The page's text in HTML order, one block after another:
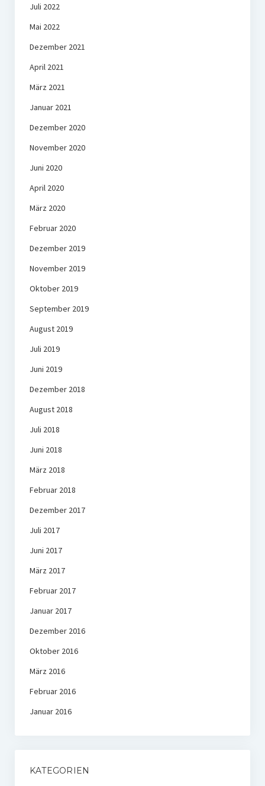
Juli 2022
Mai 2022
Dezember 2021
April 2021
März 2021
Januar 2021
Dezember 2020
November 2020
Juni 2020
April 2020
März 2020
Februar 2020
Dezember 2019
November 2019
Oktober 2019
September 2019
August 2019
Juli 2019
Juni 2019
Dezember 2018
August 2018
Juli 2018
Juni 2018
März 2018
Februar 2018
Dezember 2017
Juli 2017
Juni 2017
März 2017
Februar 2017
Januar 2017
Dezember 2016
Oktober 2016
März 2016
Februar 2016
Januar 2016
KATEGORIEN